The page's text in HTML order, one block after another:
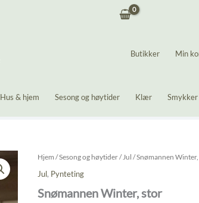
Butikker Min
Hus & hjem Sesong og høytider Klær
Hjem /Sesong og høytider/Jul / Snømannen
Jul, Pynteting
Snømannen Winter, stor